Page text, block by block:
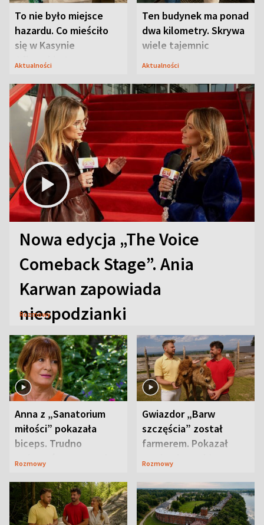
To nie było miejsce
hazardu. Co mieściło
się w Kasynie
Oficerskim?
Aktualności
Ten budynek ma ponad
dwa kilometry. Skrywa
wiele tajemnic
Aktualności
Nowa edycja „The Voice
Comeback Stage”. Ania
Karwan zapowiada
niespodzianki
Rozmowy
Anna z „Sanatorium
miłości” pokazała
biceps. Trudno
uwierzyć, co przeszła
Rozmowy
Gwiazdor „Barw
szczęścia” został
farmerem. Pokazał
swoje niezwykłe
Rozmowy